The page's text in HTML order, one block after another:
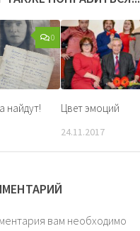
0
найдут! Цвет эмоций
24.11.2017
вам необходимо